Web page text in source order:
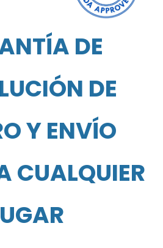
DE
DE
Y ENVÍO
CUALQUIER